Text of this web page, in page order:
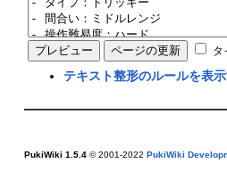
タ
テキスト整形のルールを表
PukiWiki 1.5.4© 2001-2022 PukiWiki